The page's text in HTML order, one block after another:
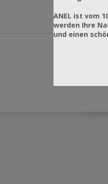
ANEL ist vom
werden Ihre
und einen